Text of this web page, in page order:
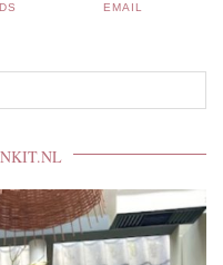
EMAIL